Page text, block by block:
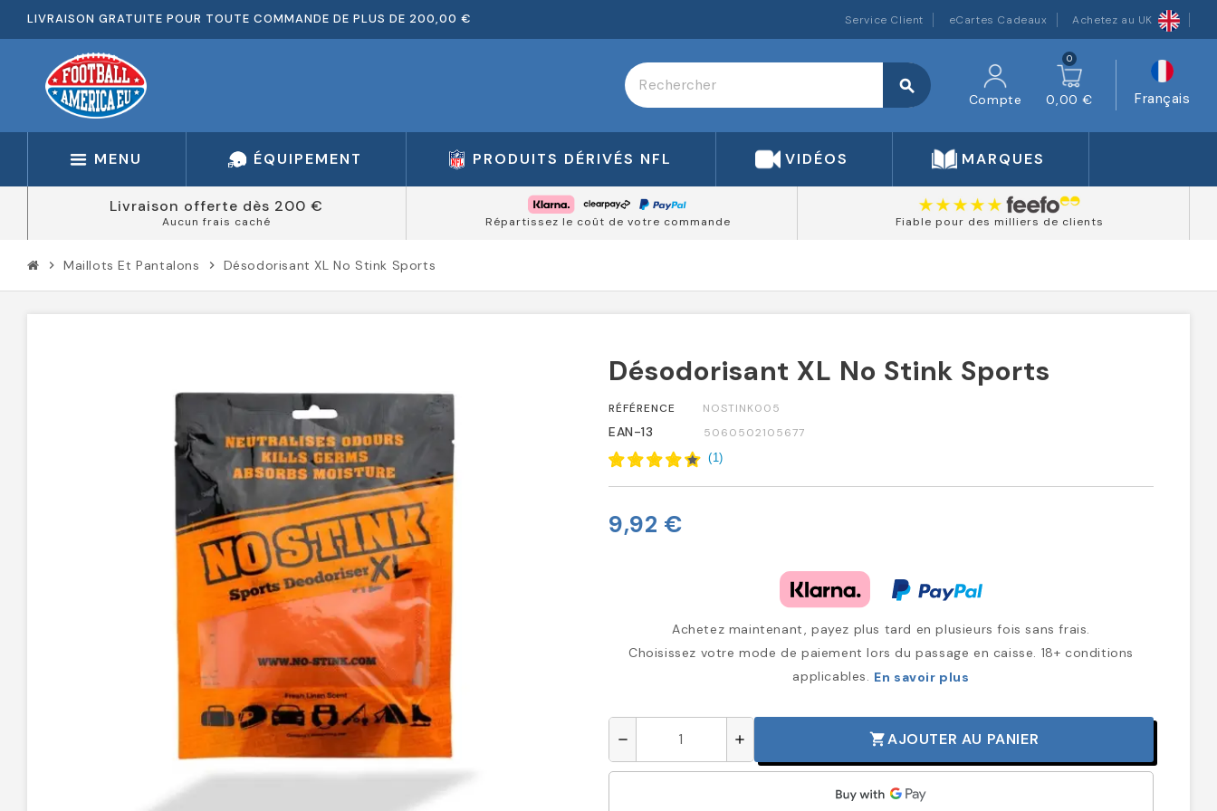
LIVRAISON GRATUITE POUR TOUTE COMMANDE DE PLUS DE 200,00 € Service Client eCartes Cadeaux Achetez au UK
search
Compte
0
0,00 € Français
MENU ÉQUIPEMENT PRODUITS DÉRIVÉS NFL VIDÉOS MARQUES
Livraison offerte dès 200 €
Aucun frais caché Répartissez le coût de votre commande Fiable pour des milliers de clients
chevron_right Maillots Et Pantalons chevron_right Désodorisant XL No Stink Sports
Désodorisant XL No Stink Sports
RÉFÉRENCE NOSTINK005
EAN-13 5060502105677
(1)
9,92 €
Achetez maintenant, payez plus tard en plusieurs fois sans frais.
Choisissez votre mode de paiement lors du passage en caisse. 18+ conditions
applicables. En savoir plus
remove add shopping_cartAJOUTER AU PANIER